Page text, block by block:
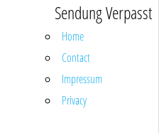
Sendung Verpasst
Home
Contact
Impressum
Privacy